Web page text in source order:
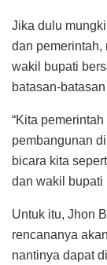
Jika dulu
dan pemerintah,
wakil bupati
batasan-
“Kita
pembangunan
bicara kita
dan wakil bupati
Untuk itu, Jhon
rencananya
nantinya dapat